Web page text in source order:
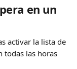
en un
activar la lista de
todas las horas